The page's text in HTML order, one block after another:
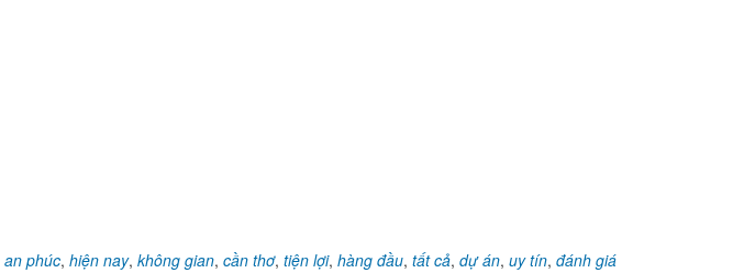
an phúc, hiện nay, không gian, cần thơ, tiện lợi, hàng đầu, tất cả, dự án, uy tín, đánh giá